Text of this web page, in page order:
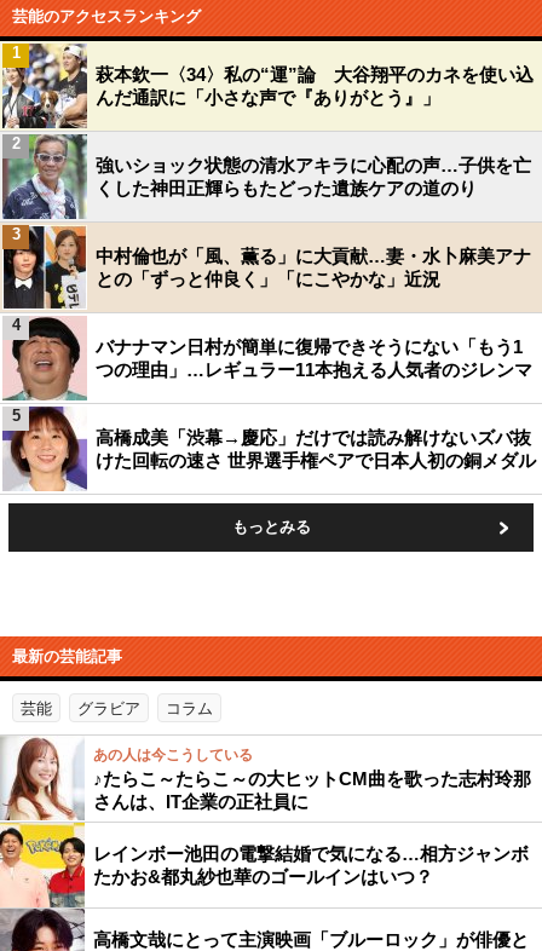
芸能のアクセスランキング
萩本欽一〈34〉私の“運”論 大谷翔平のカネを使い込
んだ通訳に「小さな声で『ありがとう』」
1
強いショック状態の清水アキラに心配の声…子供を亡
くした神田正輝らもたどった遺族ケアの道のり
2
中村倫也が「風、薫る」に大貢献…妻・水卜麻美アナ
との「ずっと仲良く」「にこやかな」近況
3
バナナマン日村が簡単に復帰できそうにない「もう1
つの理由」…レギュラー11本抱える人気者のジレンマ
4
高橋成美「渋幕→慶応」だけでは読み解けないズバ抜
けた回転の速さ 世界選手権ペアで日本人初の銅メダル
5
もっとみる
最新の芸能記事
芸能 グラビア コラム
あの人は今こうしている
♪たらこ～たらこ～の大ヒットCM曲を歌った志村玲那
さんは、IT企業の正社員に
レインボー池田の電撃結婚で気になる…相方ジャンボ
たかお&都丸紗也華のゴールインはいつ？
高橋文哉にとって主演映画「ブルーロック」が俳優と